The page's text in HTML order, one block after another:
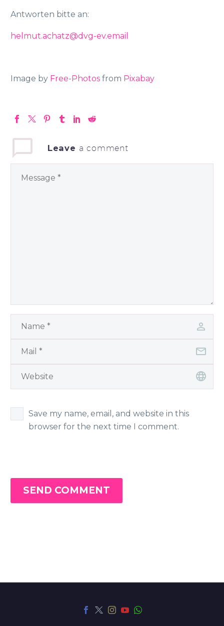
Antworten bitte an:
helmut.achatz@dvg-ev.email
Image by Free-Photos from Pixabay
Leave a comment
Save my name, email, and website in this
browser for the next time I comment.
SEND COMMENT